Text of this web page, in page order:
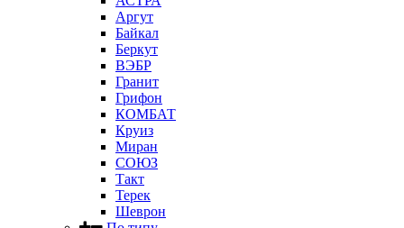
Аргут
Байкал
Беркут
ВЭБР
Гранит
Грифон
КОМБАТ
Круиз
Миран
СОЮЗ
Такт
Терек
Шеврон